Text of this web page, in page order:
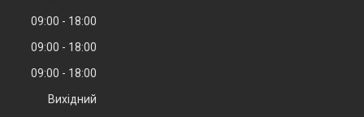
09:00
18:00
09:00
18:00
09:00
18:00
Вихідний